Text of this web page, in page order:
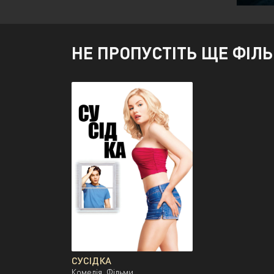
НЕ ПРОПУСТІТЬ ЩЕ
СУСІДКА